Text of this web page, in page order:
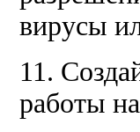
вирусы
11.
работы